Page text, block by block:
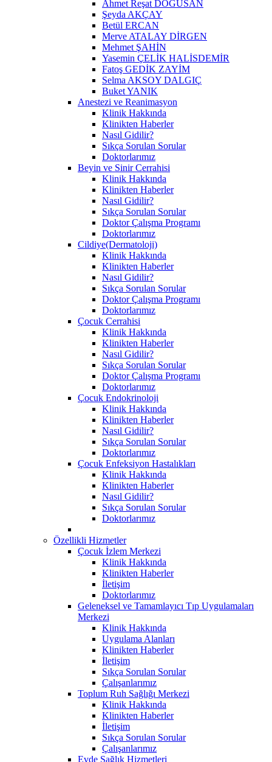
Ahmet Reşat DOĞUSAN
Şeyda AKÇAY
Betül ERCAN
Merve ATALAY DİRGEN
Mehmet ŞAHİN
Yasemin ÇELİK HALİSDEMİR
Fatoş GEDİK ZAYİM
Selma AKSOY DALGIÇ
Buket YANIK
Anestezi ve Reanimasyon
Klinik Hakkında
Klinikten Haberler
Nasıl Gidilir?
Sıkça Sorulan Sorular
Doktorlarımız
Beyin ve Sinir Cerrahisi
Klinik Hakkında
Klinikten Haberler
Nasıl Gidilir?
Sıkça Sorulan Sorular
Doktor Çalışma Programı
Doktorlarımız
Cildiye(Dermatoloji)
Klinik Hakkında
Klinikten Haberler
Nasıl Gidilir?
Sıkça Sorulan Sorular
Doktor Çalışma Programı
Doktorlarımız
Çocuk Cerrahisi
Klinik Hakkında
Klinikten Haberler
Nasıl Gidilir?
Sıkça Sorulan Sorular
Doktor Çalışma Programı
Doktorlarımız
Çocuk Endokrinoloji
Klinik Hakkında
Klinikten Haberler
Nasıl Gidilir?
Sıkça Sorulan Sorular
Doktorlarımız
Çocuk Enfeksiyon Hastalıkları
Klinik Hakkında
Klinikten Haberler
Nasıl Gidilir?
Sıkça Sorulan Sorular
Doktorlarımız
Özellikli Hizmetler
Çocuk İzlem Merkezi
Klinik Hakkında
Klinikten Haberler
İletişim
Doktorlarımız
Geleneksel ve Tamamlayıcı Tıp Uygulamaları
Merkezi
Klinik Hakkında
Uygulama Alanları
Klinikten Haberler
İletişim
Sıkça Sorulan Sorular
Çalışanlarımız
Toplum Ruh Sağlığı Merkezi
Klinik Hakkında
Klinikten Haberler
İletişim
Sıkça Sorulan Sorular
Çalışanlarımız
Evde Sağlık Hizmetleri